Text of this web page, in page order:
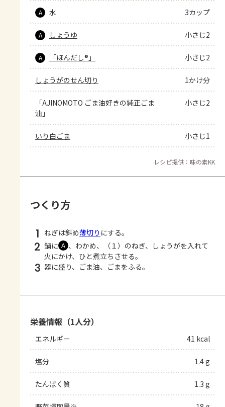
A 水 3カップ
A しょうゆ 小さじ2
A 「ほんだし®」 小さじ2
しょうがのせん切り 1かけ分
「AJINOMOTO ごま油好きの純正ごま
油」
小さじ2
いり白ごま 小さじ1
レシピ提供：味の素KK
つくり方
1 ねぎは斜め薄切り にする。
2 鍋に Ａ 、わかめ、（１）のねぎ、しょうがを入れて
火にかけ、ひと煮立ちさせる。
3 器に盛り、ごま油、ごまをふる。
栄養情報（1人分）
エネルギー 41 kcal
塩分 1.4 g
たんぱく質 1.3 g